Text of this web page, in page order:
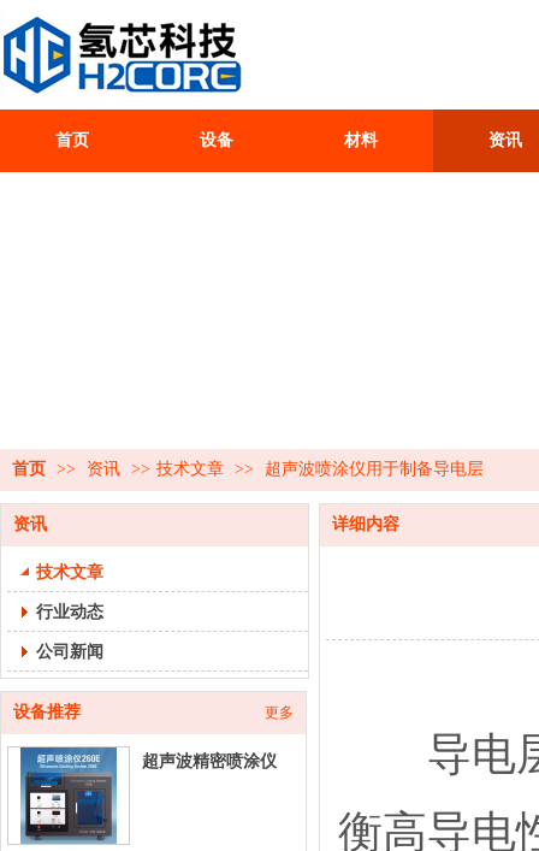
首页 设备 材料 资讯
首页 >> 资讯 >> 技术文章 >> 超声波喷涂仪用于制备导电层
资讯
技术文章
行业动态
公司新闻
设备推荐 更多
超声波精密喷涂仪
详细内容
导电层
衡高导电